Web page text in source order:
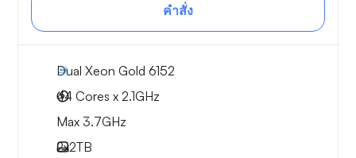
คำสั่ง
Dual Xeon Gold 6152
44 Cores x 2.1GHz
Max 3.7GHz
2x2TB